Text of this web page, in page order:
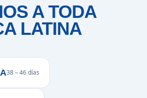
A TODA
LATINA
38 – 46 días